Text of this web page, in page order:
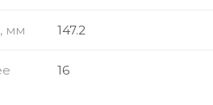
мм 147.2
16